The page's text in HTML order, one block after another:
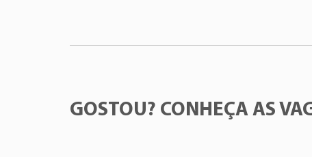
GOSTOU? CONHEÇA AS